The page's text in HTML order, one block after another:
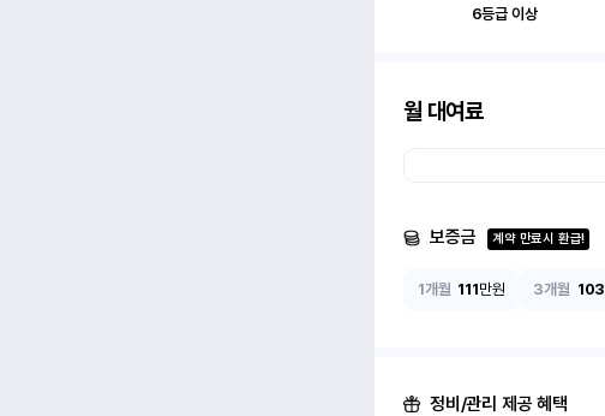
6등급 이상
월 대여료
보증금 계약 만료시 환급!
1개월 111만원 3개월 103
정비/관리 제공 혜택